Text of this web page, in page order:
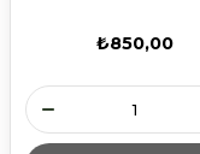
₺850,00